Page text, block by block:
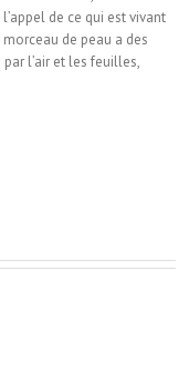
de ce qui est vivant
de peau a des
l’air et les feuilles,